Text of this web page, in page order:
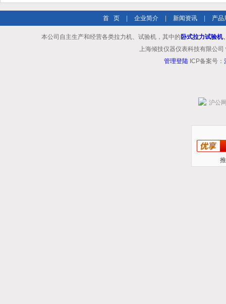
首 页 企业简介 新闻资讯 产品
本公司自主生产和经营各类拉力机、试验机，其中的 卧式拉力试验机
上海倾技仪器仪表科技有限公
管理登陆 ICP备案号：
沪公